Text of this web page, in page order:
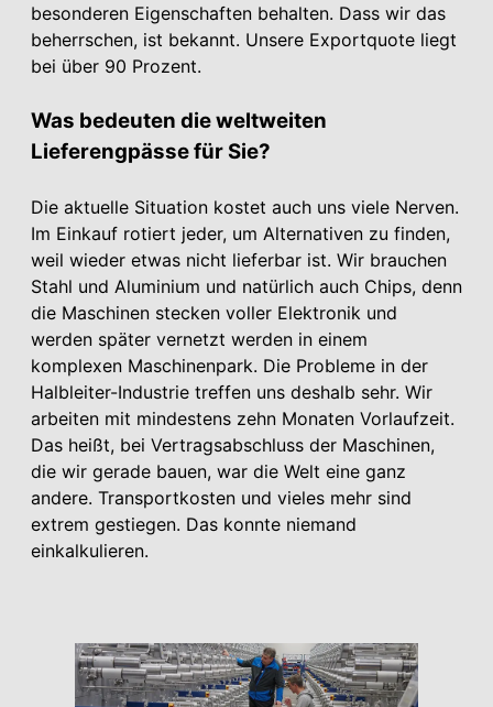
besonderen Eigenschaften behalten. Dass wir das
beherrschen, ist bekannt. Unsere Exportquote liegt
bei über 90 Prozent.
Was bedeuten die weltweiten
Lieferengpässe für Sie?
Die aktuelle Situation kostet auch uns viele Nerven.
Im Einkauf rotiert jeder, um Alternativen zu finden,
weil wieder etwas nicht lieferbar ist. Wir brauchen
Stahl und Aluminium und natürlich auch Chips, denn
die Maschinen stecken voller Elektronik und
werden später vernetzt werden in einem
komplexen Maschinenpark. Die Probleme in der
Halbleiter-Industrie treffen uns deshalb sehr. Wir
arbeiten mit mindestens zehn Monaten Vorlaufzeit.
Das heißt, bei Vertragsabschluss der Maschinen,
die wir gerade bauen, war die Welt eine ganz
andere. Transportkosten und vieles mehr sind
extrem gestiegen. Das konnte niemand
einkalkulieren.